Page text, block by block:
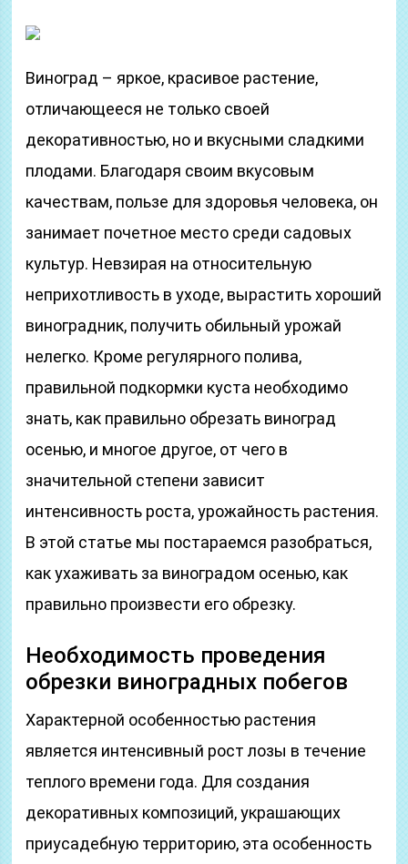
Виноград – яркое, красивое растение,
отличающееся не только своей
декоративностью, но и вкусными сладкими
плодами. Благодаря своим вкусовым
качествам, пользе для здоровья человека, он
занимает почетное место среди садовых
культур. Невзирая на относительную
неприхотливость в уходе, вырастить хороший
виноградник, получить обильный урожай
нелегко. Кроме регулярного полива,
правильной подкормки куста необходимо
знать, как правильно обрезать виноград
осенью, и многое другое, от чего в
значительной степени зависит
интенсивность роста, урожайность растения.
В этой статье мы постараемся разобраться,
как ухаживать за виноградом осенью, как
правильно произвести его обрезку.
Необходимость проведения
обрезки виноградных побегов
Характерной особенностью растения
является интенсивный рост лозы в течение
теплого времени года. Для создания
декоративных композиций, украшающих
приусадебную территорию, эта особенность